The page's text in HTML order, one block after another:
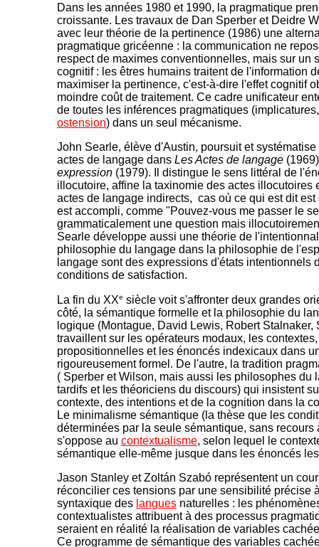
Dans les années 1980 et 1990, la pragmatique
croissante. Les travaux de Dan Sperber et Deidre
avec leur théorie de la pertinence (1986) une
pragmatique gricéenne : la communication ne
respect de maximes conventionnelles, mais sur un
cognitif : les êtres humains traitent de l'information
maximiser la pertinence, c'est-à-dire l'effet cognitif
moindre coût de traitement. Ce cadre unificateur
de toutes les inférences pragmatiques
ostension) dans un seul mécanisme.
John Searle, élève d'Austin, poursuit et
actes de langage dans Les Actes de langage
expression (1979). Il distingue le sens littéral de
illocutoire, affine la taxinomie des actes illocutoires
actes de langage indirects, cas où ce qui est dit est
est accompli, comme "Pouvez-vous me passer le
grammaticalement une question mais
Searle développe aussi une théorie de
philosophie du langage dans la philosophie de
langage sont des expressions d'états intentionnels
conditions de satisfaction.
La fin du XXe siècle voit s'affronter deux grandes
côté, la sémantique formelle et la philosophie du
logique (Montague, David Lewis, Robert Stalnaker,
travaillent sur les opérateurs modaux, les
propositionnelles et les énoncés indexicaux dans
rigoureusement formel. De l'autre, la tradition
( Sperber et Wilson, mais aussi les philosophes du
tardifs et les théoriciens du discours) qui insistent
contexte, des intentions et de la cognition dans la
Le minimalisme sémantique (la thèse que les
déterminées par la seule sémantique, sans recours
s'oppose au contextualisme, selon lequel le
sémantique elle-même jusque dans les énoncés
Jason Stanley et Zoltán Szabó représentent un
réconcilier ces tensions par une sensibilité précise
syntaxique des langues naturelles : les
contextualistes attribuent à des processus
seraient en réalité la réalisation de variables
Ce programme de sémantique des variables